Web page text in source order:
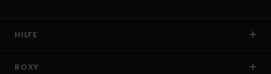
HILFE
ROXY